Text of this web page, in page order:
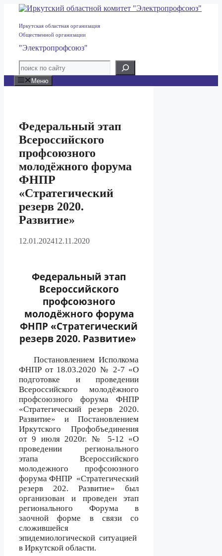
Перейти
содержимому
Иркутская областная организация
Общественной организации
"Электропрофсоюз"
Меню
Федеральный этап
Всероссийского
профсоюзного
молодёжного форума
ФНПР
«Стратегический
резерв 2020.
Развитие»
12.01.202412.11.2020
Федеральный этап
Всероссийского
профсоюзного
молодёжного форума
ФНПР «Стратегический
резерв 2020. Развитие»
Постановлением Исполкома
ФНПР от 18.03.2020 № 2-7 «О
подготовке и проведении
Всероссийского молодёжного
профсоюзного форума ФНПР
«Стратегический резерв 2020.
Развитие»
и
Постановлением
Иркутского Профобъединения
от 9 июля 2020г. № 5-12 «О
проведении регионального
этапа Всероссийского
молодежного профсоюзного
форума ФНПР «Стратегический
резерв 202. Развитие» был
организован и проведен этап
регионального Форума в
заочной форме в связи со
сложившейся
эпидемиологической ситуацией
в Иркутской области.